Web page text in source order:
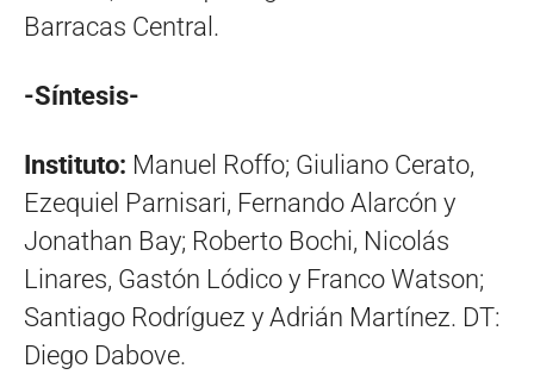
Barracas Central.
-Síntesis-
Instituto: Manuel Roffo; Giuliano Cerato,
Ezequiel Parnisari, Fernando Alarcón y
Jonathan Bay; Roberto Bochi, Nicolás
Linares, Gastón Lódico y Franco Watson;
Santiago Rodríguez y Adrián Martínez. DT:
Diego Dabove.